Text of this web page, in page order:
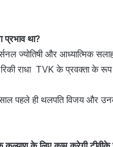
प्रभाव था?
ज्योतिषी और आध्यात्मिक
रिकी राधा TVK के प्रवक्ता के
पहले ही थलपति विजय और